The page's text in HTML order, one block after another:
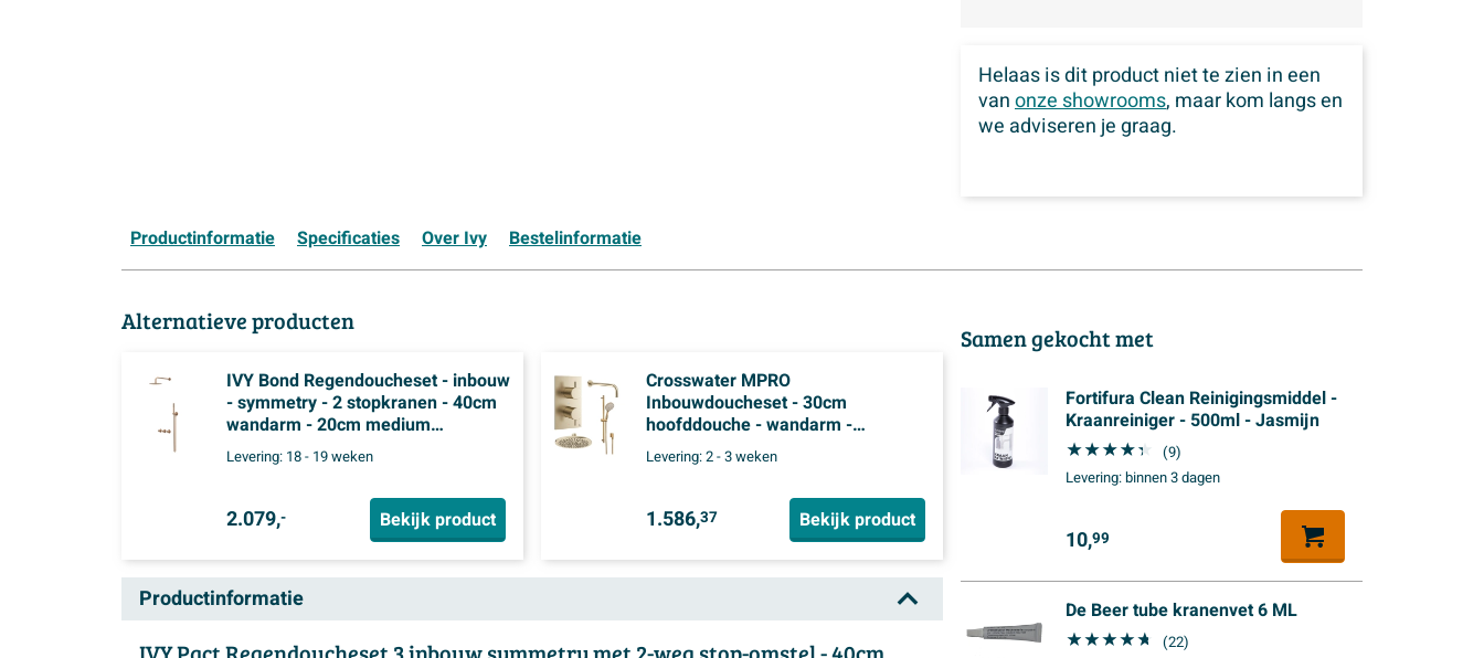
Helaas is dit product niet te zien in een
vanonze showrooms, maar kom langs en
we adviseren je graag.
Productinformatie Specificaties Over Ivy Bestelinformatie
Alternatieve producten
IVY Bond Regendoucheset - inbouw
- symmetry - 2 stopkranen - 40cm
wandarm - 20cm medium
hoofddouche - glijstang met uitlaat
- 150cm doucheslang - staafmodel
handdouche - Geborsteld mat koper
PVD
Levering: 18 - 19 weken
2.079,- Bekijk product
Crosswater MPRO
Inbouwdoucheset - 30cm
hoofddouche - wandarm -
glijstangset - ronde handdouche -
geborsteld messing
Levering:2 - 3 weken
1.586,37 Bekijk product
Productinformatie
Samen gekocht met
Fortifura Clean Reinigingsmiddel -
Kraanreiniger - 500ml - Jasmijn
(9)
Levering:binnen 3 dagen
10,99
De Beer tube kranenvet 6 ML
(22)